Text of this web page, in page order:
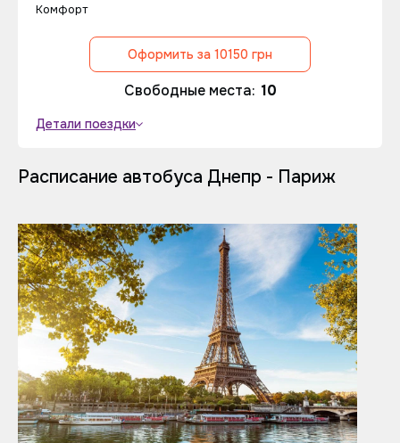
Комфорт
Оформить за 10150 грн
Свободные места: 10
Детали поездки
Расписание автобуса Днепр - Париж